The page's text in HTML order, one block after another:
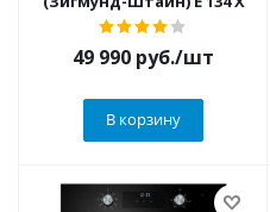
49 990 руб./шт
В корзину